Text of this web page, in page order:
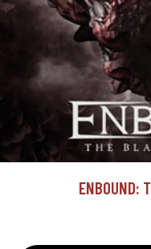
ENBOUND: